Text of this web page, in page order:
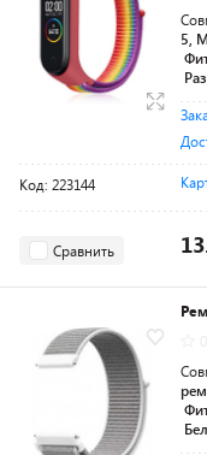
5,
Код: 223144
Сравнить